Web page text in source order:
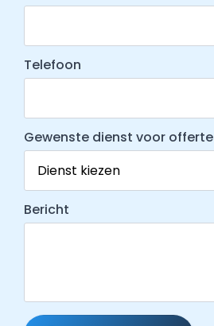
Telefoon
Gewenste dienst voor offerte
Bericht